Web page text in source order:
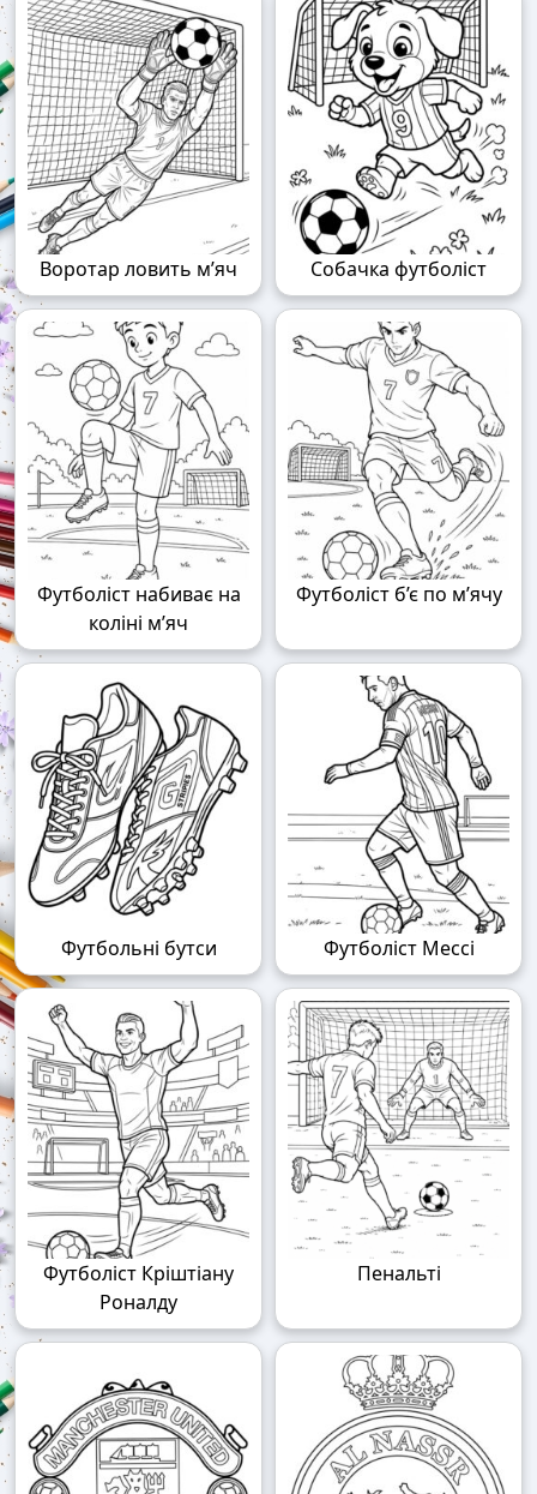
Воротар ловить м’яч Собачка футболіст
Футболіст набиває на
коліні м’яч
Футболіст б’є по м’ячу
Футбольні бутси Футболіст Мессі
Футболіст Кріштіану
Роналду
Пенальті